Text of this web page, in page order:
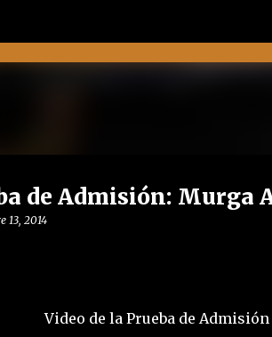
de Admisión: Murga
13, 2014
Video de la Prueba de